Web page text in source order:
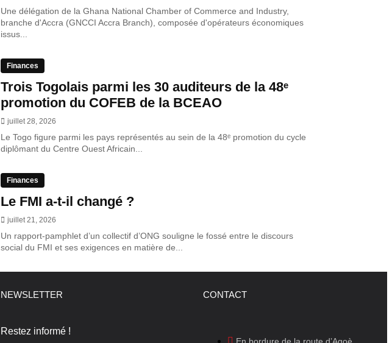
Une délégation de la Ghana National Chamber of Commerce and Industry,
branche d'Accra (GNCCI Accra Branch), composée d'opérateurs économiques
issus...
Finances
Trois Togolais parmi les 30 auditeurs de la 48ᵉ
promotion du COFEB de la BCEAO
juillet 28, 2026
Le Togo figure parmi les pays représentés au sein de la 48ᵉ promotion du cycle
diplômant du Centre Ouest Africain...
Finances
Le FMI a-t-il changé ?
juillet 21, 2026
Un rapport-pamphlet d’un collectif d’ONG souligne le fossé entre le discours
social du FMI et ses exigences en matière de...
NEWSLETTER
Restez informé !
CONTACT